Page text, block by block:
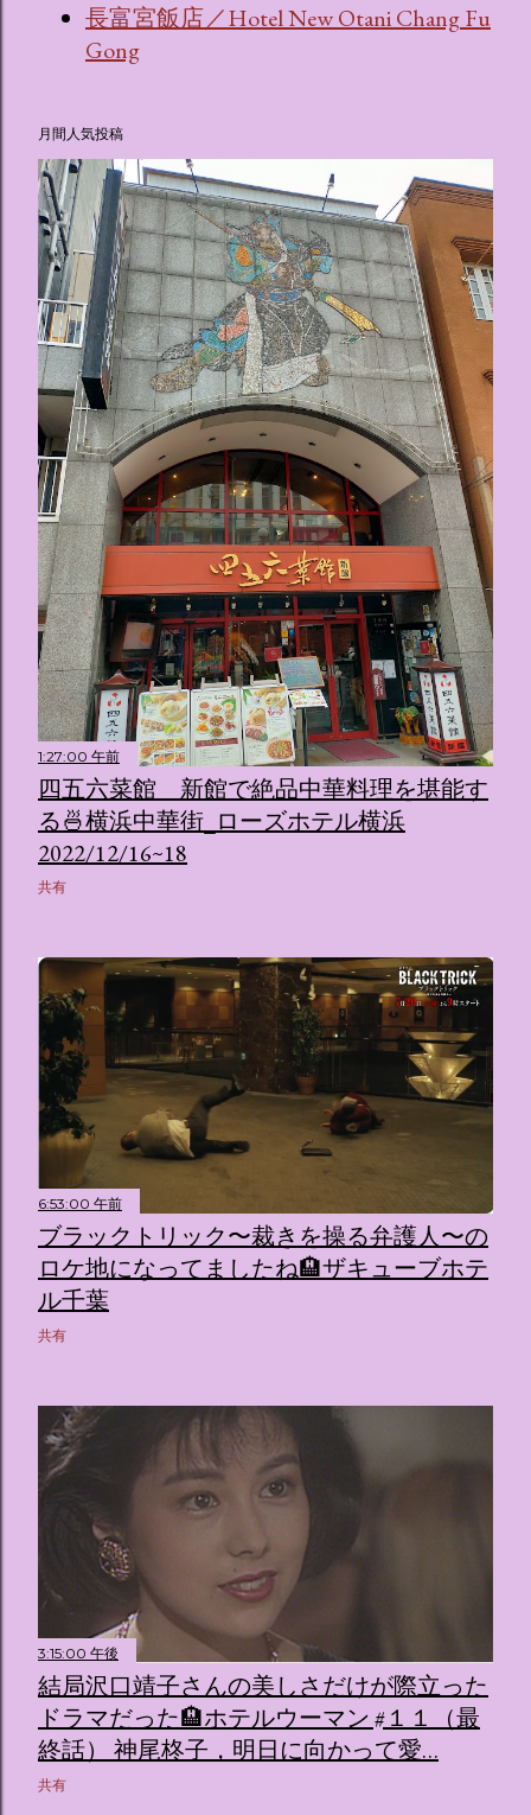
長富宮飯店／Hotel New Otani Chang Fu
Gong
月間人気投稿
1:27:00 午前
四五六菜館 新館で絶品中華料理を堪能す
る🍜横浜中華街_ローズホテル横浜
2022/12/16~18
共有
6:53:00 午前
ブラックトリック〜裁きを操る弁護人〜の
ロケ地になってましたね🏨ザキューブホテ
ル千葉
共有
3:15:00 午後
結局沢口靖子さんの美しさだけが際立った
ドラマだった🏨ホテルウーマン #１１（最
終話） 神尾柊子，明日に向かって愛…
共有